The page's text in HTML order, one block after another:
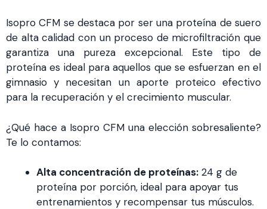
Isopro CFM se destaca por ser una proteína de suero
de alta calidad con un proceso de microfiltración que
garantiza una pureza excepcional. Este tipo de
proteína es ideal para aquellos que se esfuerzan en el
gimnasio y necesitan un aporte proteico efectivo
para la recuperación y el crecimiento muscular.
¿Qué hace a Isopro CFM una elección sobresaliente?
Te lo contamos:
Alta concentración de proteínas: 24 g de
proteína por porción, ideal para apoyar tus
entrenamientos y recompensar tus músculos.